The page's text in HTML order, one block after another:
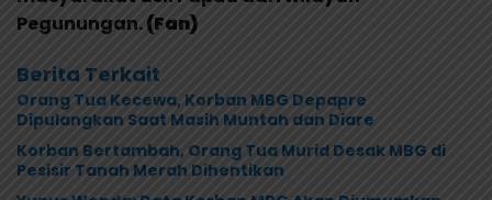
Pegunungan.(Fan)
Berita Terkait
Orang Tua Kecewa, Korban MBG Depapre
Dipulangkan Saat Masih Muntah dan Diare
Korban Bertambah, Orang Tua Murid Desak MBG di
Pesisir Tanah Merah Dihentikan